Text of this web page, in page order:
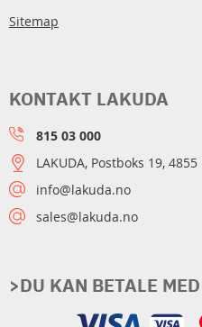
Sitemap
>DU KAN BETALE MED
KONTAKT LAKUDA
815 03 000
LAKUDA, Postboks 19,
info@lakuda.no
sales@lakuda.no